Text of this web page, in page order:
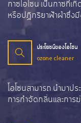
ก็าซโอโซน เป็นก็าซที่เ
หรือปฏิกริยาฟ้าฝ่าซึ่ง
ประโยชน์ของโอโซน
ozone cleaner
โอโซนสามารถ นำมาป
การกำจัดกลิ่นและการ